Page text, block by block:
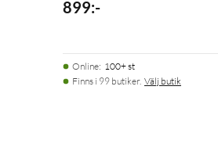
899:-
Online: 100+ st
Finns i 99 butiker. Välj butik